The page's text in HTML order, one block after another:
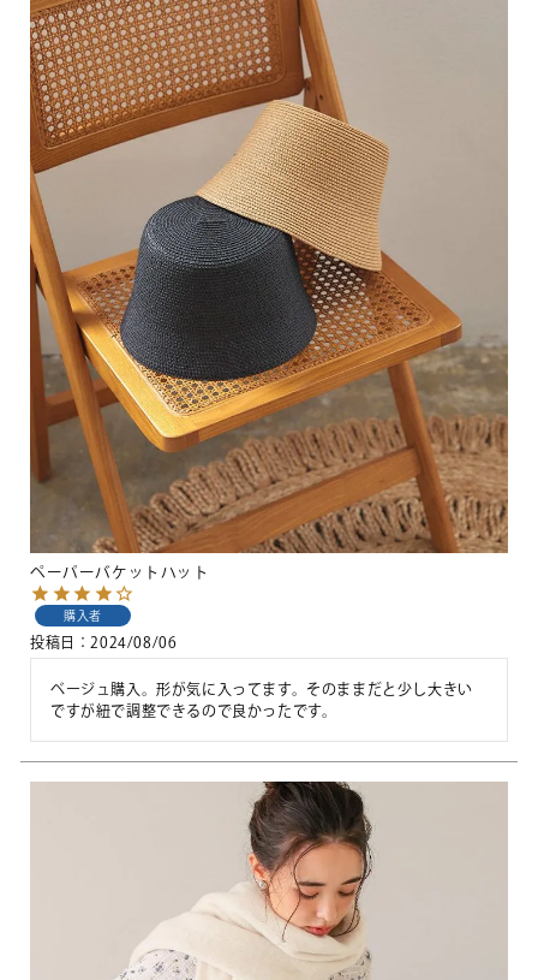
ペーパーバケットハット
購入者
投稿日 2024/08/06
ベージュ購入。形が気に入ってます。そのままだと少し大きい
ですが紐で調整できるので良かったです。